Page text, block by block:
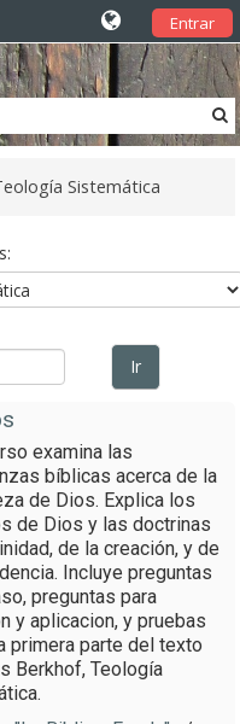
Entrar
Sistemática
Ir
examina las
bíblicas acerca de la
de Dios. Explica los
de Dios y las doctrinas
de la creación, y de
Incluye preguntas
preguntas para
y aplicacion, y pruebas
primera parte del texto
Berkhof, Teología